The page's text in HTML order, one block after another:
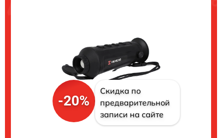
-20%
Скидка по
предварительной
записи на сайте